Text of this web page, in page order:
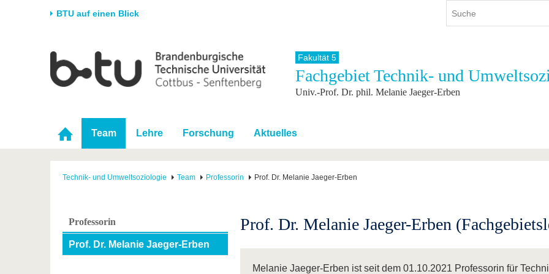
BTU auf einen Blick
Universität
Karriere & Engagement
Partnerschaften &
Strukturwandel
Forschung
Förderung
Wissenschaftlicher
Nachwuchs
Studium
Studienangebot
Im Studium
Nach dem Studium
International
Internationales Profil
Für internationale
Studierende
Weiterbildung
Fakultät 5
Fachgebiet Technik- und
Univ.-Prof. Dr. phil. Melanie Jaeger-Erben
Team Lehre Forschung Aktuelles
Technik- und Umweltsoziologie Team Professorin Prof. Dr. Melanie Jaeger-Erben
Professorin
Prof. Dr. Melanie Jaeger-Erben
Prof. Dr. Melanie Jaeger-Erben
Melanie Jaeger-Erben ist seit dem 01.10.2021 Professorin für